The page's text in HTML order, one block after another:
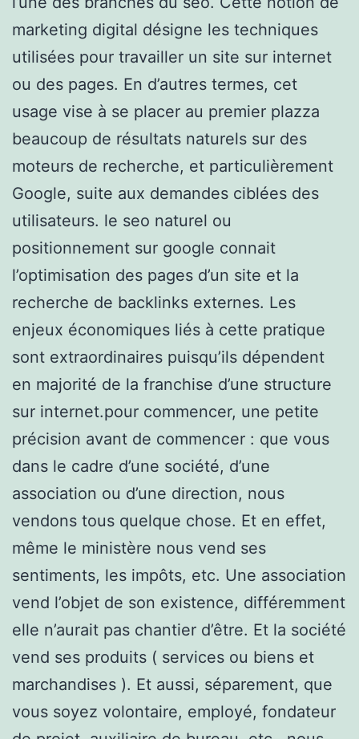
marketing digital désigne les techniques
utilisées pour travailler un site sur internet
ou des pages. En d’autres termes, cet
usage vise à se placer au premier plazza
beaucoup de résultats naturels sur des
moteurs de recherche, et particulièrement
Google, suite aux demandes ciblées des
utilisateurs. le seo naturel ou
positionnement sur google connait
l’optimisation des pages d’un site et la
recherche de backlinks externes. Les
enjeux économiques liés à cette pratique
sont extraordinaires puisqu’ils dépendent
en majorité de la franchise d’une structure
sur internet.pour commencer, une petite
précision avant de commencer : que vous
dans le cadre d’une société, d’une
association ou d’une direction, nous
vendons tous quelque chose. Et en effet,
même le ministère nous vend ses
sentiments, les impôts, etc. Une association
vend l’objet de son existence, différemment
elle n’aurait pas chantier d’être. Et la société
vend ses produits ( services ou biens et
marchandises ). Et aussi, séparement, que
vous soyez volontaire, employé, fondateur